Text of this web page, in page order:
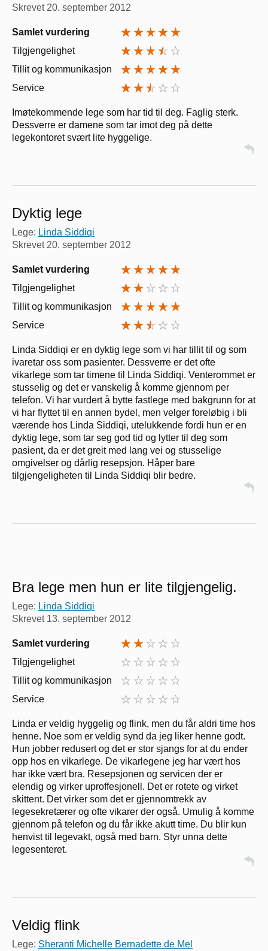
Skrevet 20. september 2012
Samlet vurdering
Tilgjengelighet
Tillit og kommunikasjon
Service
Imøtekommende lege som har tid til deg. Faglig sterk.
Dessverre er damene som tar imot deg på dette
legekontoret svært lite hyggelige.
Dyktig lege
Lege: Linda Siddiqi
Skrevet 20. september 2012
Samlet vurdering
Tilgjengelighet
Tillit og kommunikasjon
Service
Linda Siddiqi er en dyktig lege som vi har tillit til og som
ivaretar oss som pasienter. Dessverre er det ofte
vikarlege som tar timene til Linda Siddiqi. Venterommet er
stusselig og det er vanskelig å komme gjennom per
telefon. Vi har vurdert å bytte fastlege med bakgrunn for at
vi har flyttet til en annen bydel, men velger foreløbig i bli
værende hos Linda Siddiqi, utelukkende fordi hun er en
dyktig lege, som tar seg god tid og lytter til deg som
pasient, da er det greit med lang vei og stusselige
omgivelser og dårlig resepsjon. Håper bare
tilgjengeligheten til Linda Siddiqi blir bedre.
Bra lege men hun er lite tilgjengelig.
Lege: Linda Siddiqi
Skrevet 13. september 2012
Samlet vurdering
Tilgjengelighet
Tillit og kommunikasjon
Service
Linda er veldig hyggelig og flink, men du får aldri time hos
henne. Noe som er veldig synd da jeg liker henne godt.
Hun jobber redusert og det er stor sjangs for at du ender
opp hos en vikarlege. De vikarlegene jeg har vært hos
har ikke vært bra. Resepsjonen og servicen der er
elendig og virker uproffesjonell. Det er rotete og virket
skittent. Det virker som det er gjennomtrekk av
legesekretærer og ofte vikarer der også. Umulig å komme
gjennom på telefon og du får ikke akutt time. Du blir kun
henvist til legevakt, også med barn. Styr unna dette
legesenteret.
Veldig flink
Lege: Sheranti Michelle Bernadette de Mel